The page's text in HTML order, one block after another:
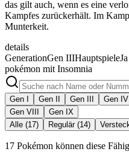
das gilt auch, wenn es eine
Kampfes zurückerhält. Im
Munterkeit.
details
GenerationGen IIIHauptspieleJa
pokémon mit Insomnia
Gen I Gen II Gen III Gen IV
Gen VIII
Gen IX
Alle (17)
Regulär (14)
17 Pokémon können diese